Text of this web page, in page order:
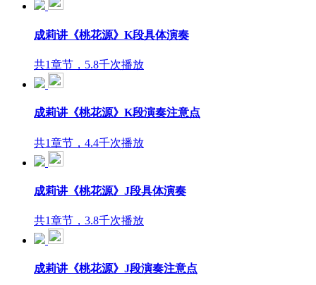
成莉讲《桃花源》K段具体演奏
共1章节，5.8千次播放
成莉讲《桃花源》K段演奏注意点
共1章节，4.4千次播放
成莉讲《桃花源》J段具体演奏
共1章节，3.8千次播放
成莉讲《桃花源》J段演奏注意点